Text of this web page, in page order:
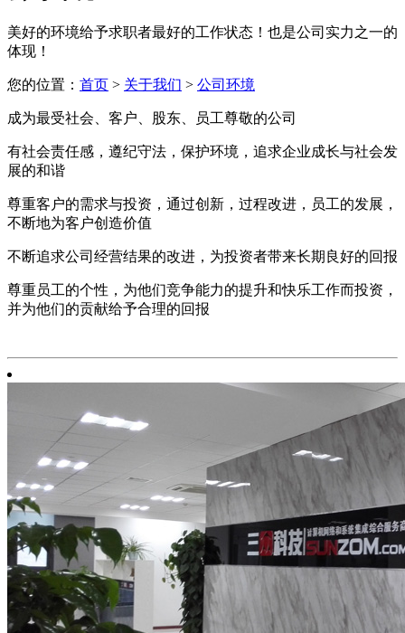
美好的环境给予求职者最好的工作状态！也是公司实力之一的
体现！
您的位置： 首页 > 关于我们 > 公司环境
成为最受社会、客户、股东、员工尊敬的公司
有社会责任感，遵纪守法，保护环境，追求企业成长与社会发
展的和谐
尊重客户的需求与投资，通过创新，过程改进，员工的发展，
不断地为客户创造价值
不断追求公司经营结果的改进，为投资者带来长期良好的回报
尊重员工的个性，为他们竞争能力的提升和快乐工作而投资，
并为他们的贡献给予合理的回报